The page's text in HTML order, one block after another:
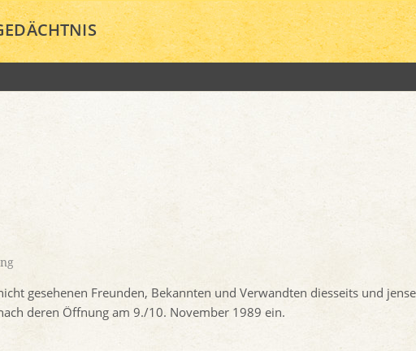
gesehenen Freunden, Bekannten und Verwandten diesseits und
deren Öffnung am 9./10. November 1989 ein.